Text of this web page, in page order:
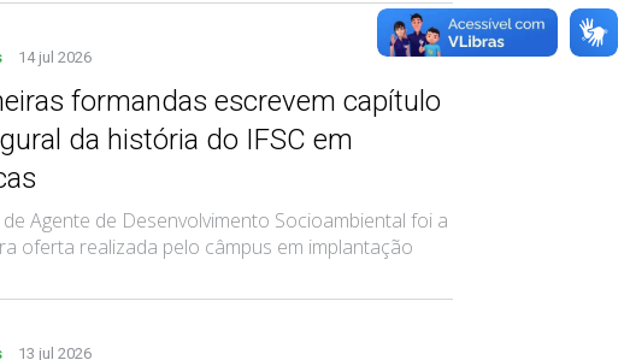
14 jul 2026
formandas escrevem capítulo
da história do IFSC em
Agente de Desenvolvimento Socioambiental foi a
oferta realizada pelo câmpus em implantação
13 jul 2026